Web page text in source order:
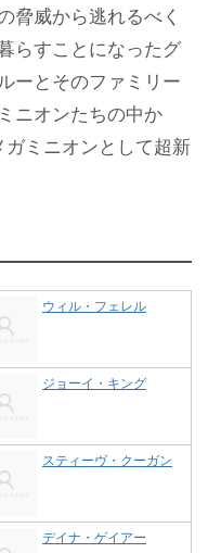
脅威から逃れるべく
らすことになったグ
ーとそのファミリー
ニオンたちの中か
ミニオンとして超新
ウィル・フェレル
ジョーイ・キング
スティーヴ・クーガン
デイナ・ゲイアー